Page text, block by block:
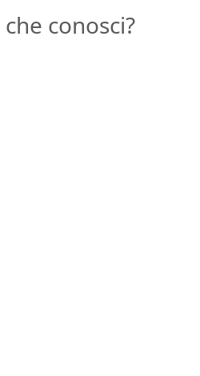
conosci?